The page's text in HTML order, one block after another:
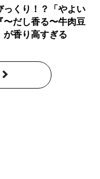
っくり！？「やよい
〜だし香る〜牛肉豆
が香り高すぎる